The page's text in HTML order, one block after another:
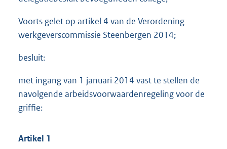
Voorts gelet op artikel 4 van de Verordening
werkgeverscommissie Steenbergen 2014;
besluit:
met ingang van 1 januari 2014 vast te stellen de
navolgende arbeidsvoorwaardenregeling voor de
griffie:
Artikel 1